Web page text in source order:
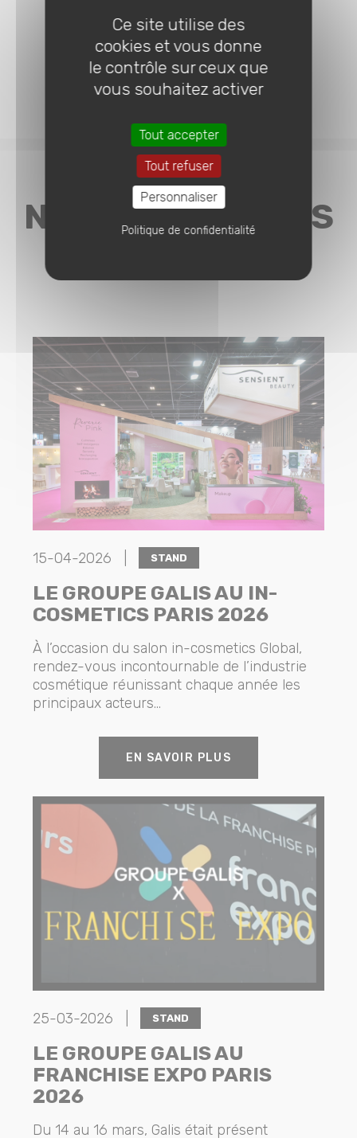
NOS 3 DERNIÈRES
15-04-2026 | STAND
LE GROUPE GALIS AU IN-
COSMETICS PARIS 2026
À l’occasion du salon in-cosmetics Global,
rendez-vous incontournable de l’industrie
cosmétique réunissant chaque année les
principaux acteurs...
EN SAVOIR PLUS
25-03-2026 | STAND
LE GROUPE GALIS AU
FRANCHISE EXPO PARIS
2026
Du 14 au 16 mars, Galis était présent
Ce site utilise des
cookies et vous donne
le contrôle sur ceux que
vous souhaitez activer
Tout accepter
Tout refuser
Personnaliser
Politique de confidentialité